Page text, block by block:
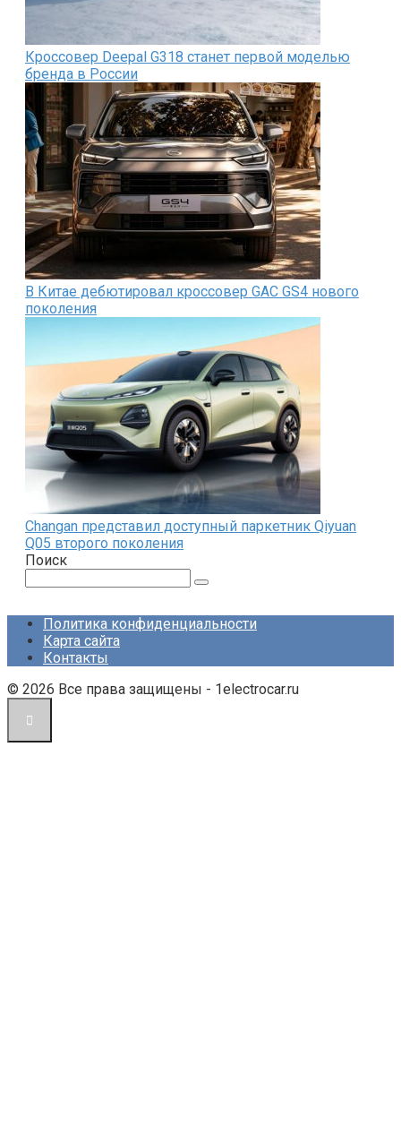
Кроссовер Deepal G318 станет первой моделью
бренда в России
В Китае дебютировал кроссовер GAC GS4 нового
поколения
Changan представил доступный паркетник Qiyuan
Q05 второго поколения
Поиск
Политика конфиденциальности
Карта сайта
Контакты
© 2026 Все права защищены - 1electrocar.ru